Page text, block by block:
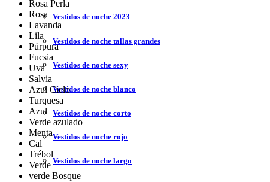
Vestidos de noche 2023
Vestidos de noche tallas grandes
Vestidos de noche sexy
Vestidos de noche blanco
Vestidos de noche corto
Vestidos de noche rojo
Vestidos de noche largo
Rosa Perla
Rosa
Lavanda
Lila
Púrpura
Fucsia
Uva
Salvia
Azul Cielo
Turquesa
Azul
Verde azulado
Menta
Cal
Trébol
Verde
verde Bosque